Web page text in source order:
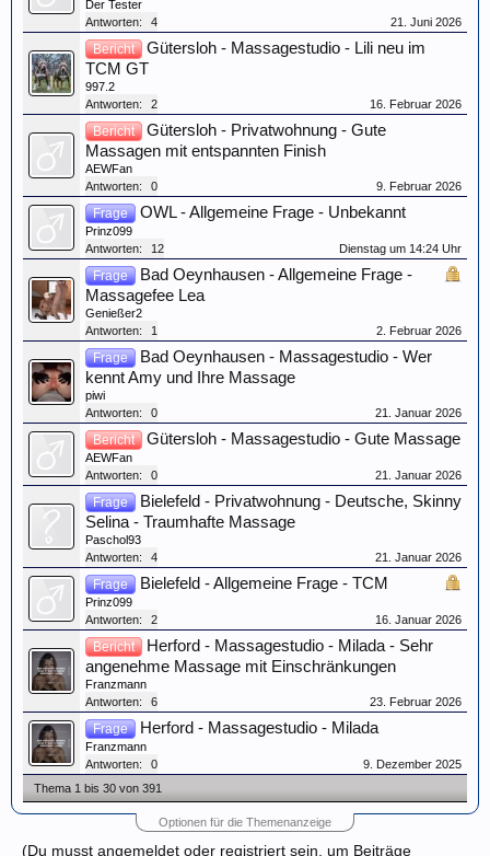
Der Tester
Antworten:
4 21. Juni 2026
Bericht
Gütersloh - Massagestudio - Lili neu im
TCM GT
997.2
Antworten:
2 16. Februar 2026
Bericht
Gütersloh - Privatwohnung - Gute
Massagen mit entspannten Finish
AEWFan
Antworten:
0 9. Februar 2026
Frage OWL - Allgemeine Frage - Unbekannt
Prinz099
Antworten:
12 Dienstag um 14:24 Uhr
Frage
Bad Oeynhausen - Allgemeine Frage -
Massagefee Lea
Genießer2
Antworten:
1 2. Februar 2026
Frage
Bad Oeynhausen - Massagestudio - Wer
kennt Amy und Ihre Massage
piwi
Antworten:
0 21. Januar 2026
Bericht Gütersloh - Massagestudio - Gute Massage
AEWFan
Antworten:
0 21. Januar 2026
Frage
Bielefeld - Privatwohnung - Deutsche, Skinny
Selina - Traumhafte Massage
Paschol93
Antworten:
4 21. Januar 2026
Frage Bielefeld - Allgemeine Frage - TCM
Prinz099
Antworten:
2 16. Januar 2026
Bericht
Herford - Massagestudio - Milada - Sehr
angenehme Massage mit Einschränkungen
Franzmann
Antworten:
6 23. Februar 2026
Frage Herford - Massagestudio - Milada
Franzmann
Antworten:
0
9. Dezember 2025
Thema 1 bis 30 von 391
Optionen für die Themenanzeige
(Du musst angemeldet oder registriert sein, um Beiträge